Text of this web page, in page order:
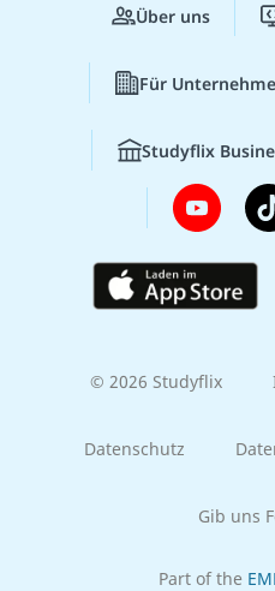
Über uns
Für
Studyflix
© 2026 Studyflix
Datenschutz
Gib uns
Part of the